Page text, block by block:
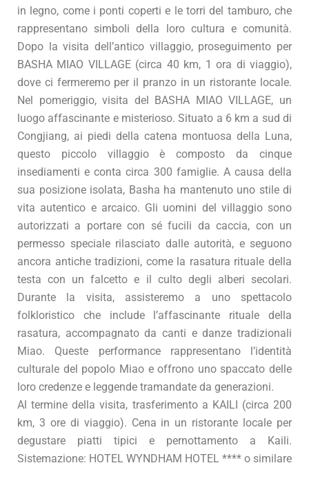
in legno, come i ponti coperti e le torri del tamburo, che
rappresentano simboli della loro cultura e comunità.
Dopo la visita dell’antico villaggio, proseguimento per
BASHA MIAO VILLAGE (circa 40 km, 1 ora di viaggio),
dove ci fermeremo per il pranzo in un ristorante locale.
Nel pomeriggio, visita del BASHA MIAO VILLAGE, un
luogo affascinante e misterioso. Situato a 6 km a sud di
Congjiang, ai piedi della catena montuosa della Luna,
questo piccolo villaggio è composto da cinque
insediamenti e conta circa 300 famiglie. A causa della
sua posizione isolata, Basha ha mantenuto uno stile di
vita autentico e arcaico. Gli uomini del villaggio sono
autorizzati a portare con sé fucili da caccia, con un
permesso speciale rilasciato dalle autorità, e seguono
ancora antiche tradizioni, come la rasatura rituale della
testa con un falcetto e il culto degli alberi secolari.
Durante la visita, assisteremo a uno spettacolo
folkloristico che include l’affascinante rituale della
rasatura, accompagnato da canti e danze tradizionali
Miao. Queste performance rappresentano l’identità
culturale del popolo Miao e offrono uno spaccato delle
loro credenze e leggende tramandate da generazioni.
Al termine della visita, trasferimento a KAILI (circa 200
km, 3 ore di viaggio). Cena in un ristorante locale per
degustare piatti tipici e pernottamento a Kaili.
Sistemazione: HOTEL WYNDHAM HOTEL **** o similare